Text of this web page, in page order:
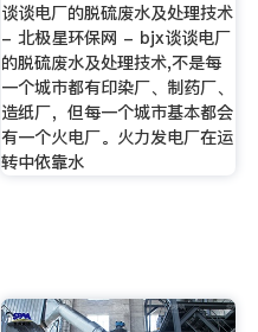
谈谈电厂的脱硫废水及处理技术
- 北极星环保网 - bjx谈谈电厂
的脱硫废水及处理技术,不是每
一个城市都有印染厂、制药厂、
造纸厂，但每一个城市基本都会
有一个火电厂。火力发电厂在运
转中依靠水